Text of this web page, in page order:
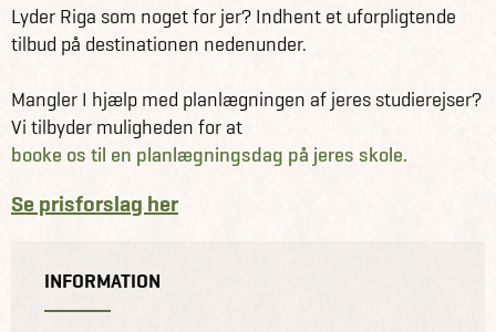
Lyder Riga som noget for jer? Indhent et uforpligtende
tilbud på destinationen nedenunder.
Mangler I hjælp med planlægningen af jeres studierejser?
Vi tilbyder muligheden for at
booke os til en planlægningsdag på jeres skole.
Se prisforslag her
INFORMATION